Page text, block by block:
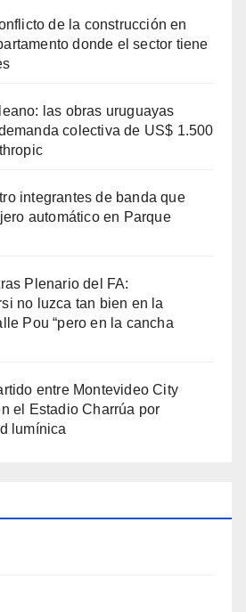
de la construcción en
donde el sector tiene
las obras uruguayas
colectiva de US$ 1.500
integrantes de banda que
automático en Parque
Plenario del FA:
no luzca tan bien en la
Pou “pero en la cancha
entre Montevideo City
el Estadio Charrúa por
lumínica